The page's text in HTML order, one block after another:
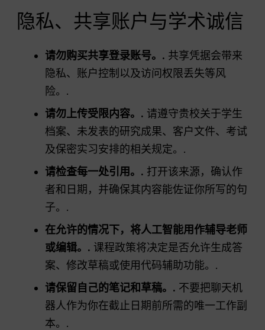
隐私、共享账户与学术诚信
请勿购买共享登录账号。. 共享凭据会带来
隐私、账户控制以及访问权限丢失等风
险。.
请勿上传受限内容。. 请遵守贵校关于学生
档案、未发表的研究成果、客户文件、考试
及保密实习安排的相关规定。.
请检查每一处引用。. 打开该来源，确认作
者和日期，并确保其内容能佐证你所写的句
子。.
在允许的情况下，将人工智能用作辅导老师
或编辑。. 课程政策将决定是否允许生成答
案、修改草稿或使用代码辅助功能。.
请保留自己的笔记和草稿。. 不要把聊天机
器人作为你在截止日期前所需的唯一工作副
本。.